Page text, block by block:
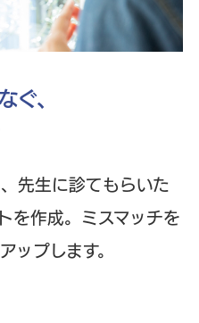
ぐ、
先生に診てもらいた
を作成。ミスマッチを
ップします。